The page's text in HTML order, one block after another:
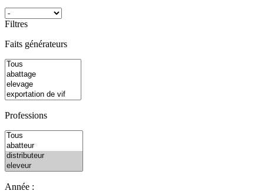
Filtres
Faits générateurs
Professions
Année :